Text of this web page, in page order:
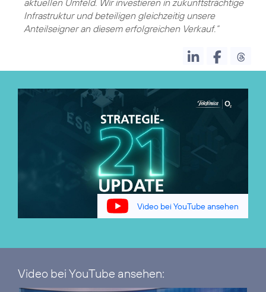
aktuellen Umfeld. Wir investieren in zukunftsträchtige
Infrastruktur und beteiligen gleichzeitig unsere
Anteilseigner an diesem erfolgreichen Verkauf.“
Video bei YouTube ansehen
Video bei YouTube ansehen: